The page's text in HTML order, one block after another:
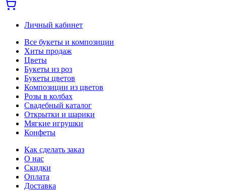
Личный кабинет
Все букеты и композиции
Хиты продаж
Цветы
Букеты из роз
Букеты цветов
Композиции из цветов
Розы в колбах
Свадебный каталог
Открытки и шарики
Мягкие игрушки
Конфеты
Как сделать заказ
О нас
Скидки
Оплата
Доставка